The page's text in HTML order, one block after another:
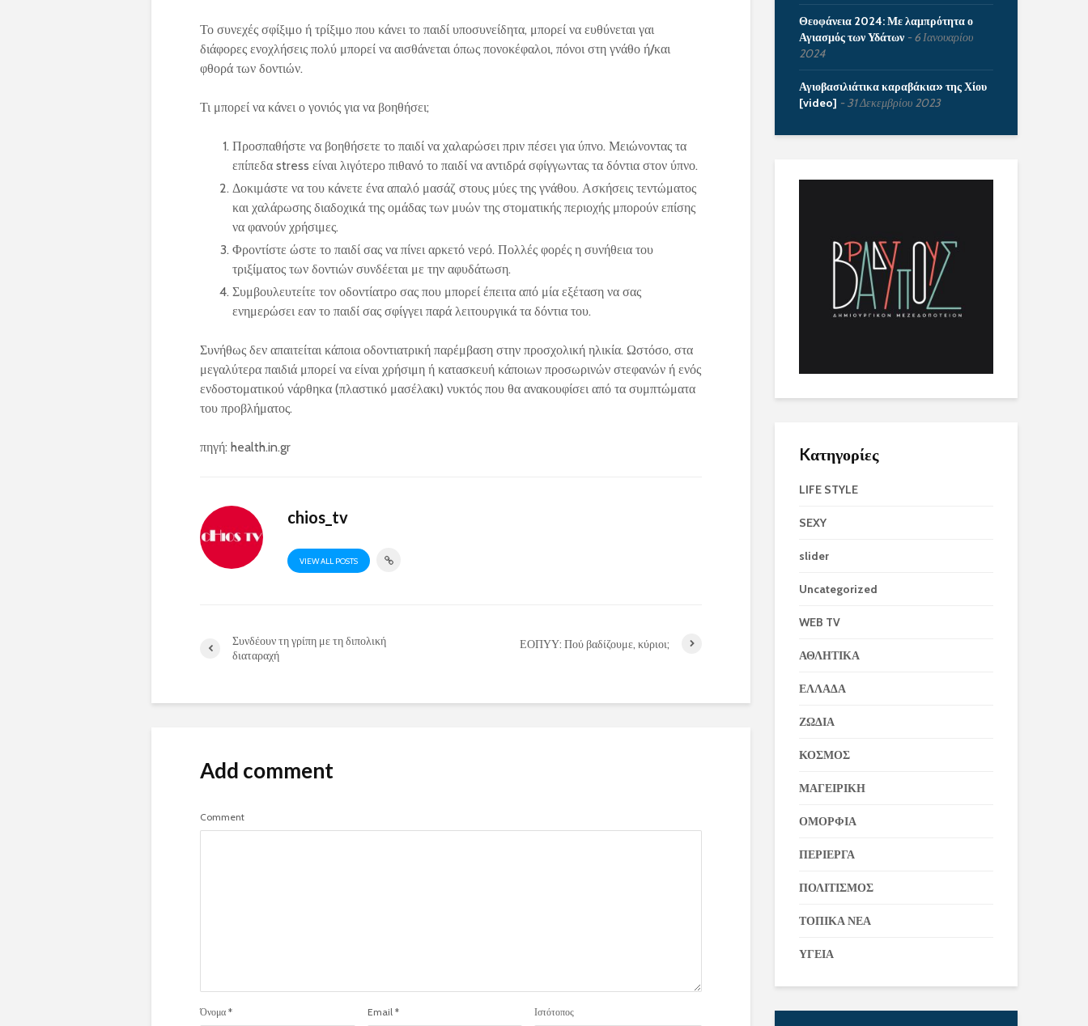
Το συνεχές σφίξιμο ή τρίξιμο που κάνει το παιδί υποσυνείδητα, μπορεί να ευθύνεται γαι
διάφορες ενοχλήσεις πολύ μπορεί να αισθάνεται όπως πονοκέφαλοι, πόνοι στη γνάθο ή/και
φθορά των δοντιών.
Τι μπορεί να κάνει ο γονιός για να βοηθήσει;
Προσπαθήστε να βοηθήσετε το παιδί να χαλαρώσει πριν πέσει για ύπνο. Μειώνοντας τα
επίπεδα stress είναι λιγότερο πιθανό το παιδί να αντιδρά σφίγγωντας τα δόντια στον ύπνο.
Δοκιμάστε να του κάνετε ένα απαλό μασάζ στους μύες της γνάθου. Ασκήσεις τεντώματος
και χαλάρωσης διαδοχικά της ομάδας των μυών της στοματικής περιοχής μπορούν επίσης
να φανούν χρήσιμες.
Φροντίστε ώστε το παιδί σας να πίνει αρκετό νερό. Πολλές φορές η συνήθεια του
τριξίματος των δοντιών συνδέεται με την αφυδάτωση.
Συμβουλευτείτε τον οδοντίατρο σας που μπορεί έπειτα από μία εξέταση να σας
ενημερώσει εαν το παιδί σας σφίγγει παρά λειτουργικά τα δόντια του.
Συνήθως δεν απαιτείται κάποια οδοντιατρική παρέμβαση στην προσχολική ηλικία. Ωστόσο, στα
μεγαλύτερα παιδιά μπορεί να είναι χρήσιμη ή κατασκευή κάποιων προσωρινών στεφανών ή ενός
ενδοστοματικού νάρθηκα (πλαστικό μασέλακι) νυκτός που θα ανακουφίσει από τα συμπτώματα
του προβλήματος.
πηγή: health.in.gr
chios_tv
VIEW ALL POSTS
Συνδέουν τη γρίπη με τη διπολική
διαταραχή
ΕΟΠΥΥ: Πού βαδίζουμε, κύριοι;
Add comment
Comment
Όνομα * Email * Ιστότοπος
Θεοφάνεια 2024: Με λαμπρότητα ο
Αγιασμός των Υδάτων
6 Ιανουαρίου
2024
Αγιοβασιλιάτικα καραβάκια» της Χίου
[video]
31 Δεκεμβρίου 2023
Kατηγορίες
LIFE STYLE
SEXY
slider
Uncategorized
WEB TV
ΑΘΛΗΤΙΚΑ
ΕΛΛΑΔΑ
ΖΩΔΙΑ
ΚΟΣΜΟΣ
ΜΑΓΕΙΡΙΚΗ
ΟΜΟΡΦΙΑ
ΠΕΡΙΕΡΓΑ
ΠΟΛΙΤΙΣΜΟΣ
ΤΟΠΙΚΑ ΝΕΑ
ΥΓΕΙΑ